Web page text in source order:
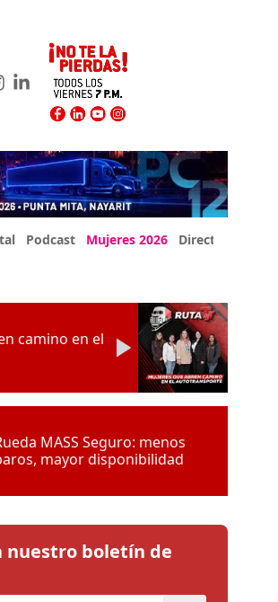
Podcast Mujeres 2026 Directorio Expo
camino en el
MASS Seguro: menos
mayor disponibilidad
nuestro boletín de